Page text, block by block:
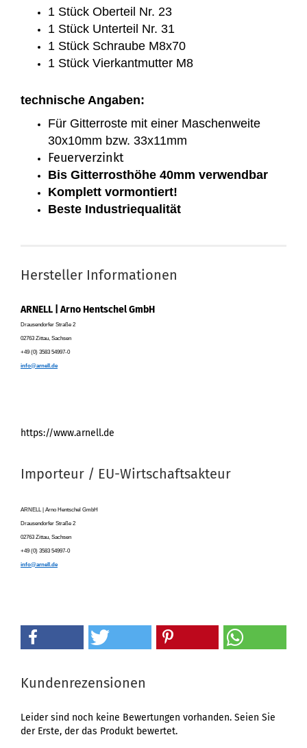
1 Stück Oberteil Nr. 23
1 Stück Unterteil Nr. 31
1 Stück Schraube M8x70
1 Stück Vierkantmutter M8
technische Angaben:
Für Gitterroste mit einer Maschenweite
30x10mm bzw. 33x11mm
Feuerverzinkt
Bis Gitterrosthöhe 40mm verwendbar
Komplett vormontiert!
Beste Industriequalität
Hersteller Informationen
ARNELL | Arno Hentschel GmbH
Drausendorfer Straße 2
02763 Zittau, Sachsen
+49 (0) 3583 54997-0
info@arnell.de
https://www.arnell.de
Importeur / EU-Wirtschaftsakteur
ARNELL | Arno Hentschel GmbH
Drausendorfer Straße 2
02763 Zittau, Sachsen
+49 (0) 3583 54997-0
info@arnell.de
Kundenrezensionen
Leider sind noch keine Bewertungen vorhanden. Seien Sie
der Erste, der das Produkt bewertet.